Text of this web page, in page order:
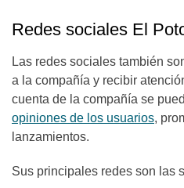
Redes sociales El
Las redes sociales también
a la compañía y recibir
cuenta de la compañía se
opiniones de los usuarios,
lanzamientos.
Sus principales redes son las